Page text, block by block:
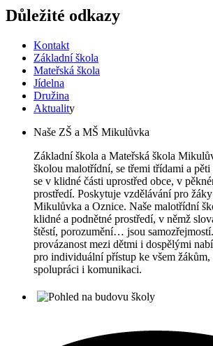
Důležité odkazy
Kontakt
Základní škola
Mateřská škola
Jídelna
Družina
Aktuality
Naše ZŠ a MŠ Mikulůvka
Základní škola a Mateřská škola
školou malotřídní, se třemi třídami a
se v klidné části uprostřed obce, v
prostředí. Poskytuje vzdělávání pro
Mikulůvka a Oznice. Naše malotřídní
klidné a podnětné prostředí, v němž
štěstí, porozumění… jsou
provázanost mezi dětmi i dospělými
pro individuální přístup ke všem žákům,
spolupráci i komunikaci.